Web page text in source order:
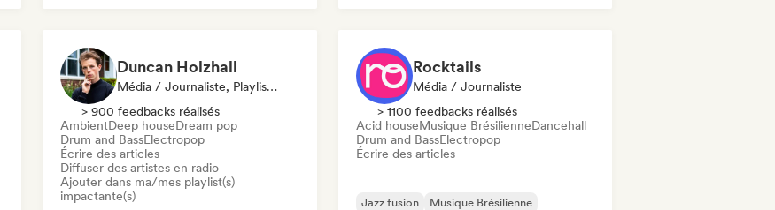
Duncan Holzhall
Média / Journaliste, Playlist, Radio
> 900 feedbacks réalisés
AmbientDeep houseDream pop
Drum and BassElectropop
Écrire des articles
Diffuser des artistes en radio
Ajouter dans ma/mes playlist(s)
impactante(s)
Rocktails
Média / Journaliste
> 1100 feedbacks réalisés
Acid houseMusique BrésilienneDancehall
Drum and BassElectropop
Écrire des articles
Jazz fusion
Musique Brésilienne